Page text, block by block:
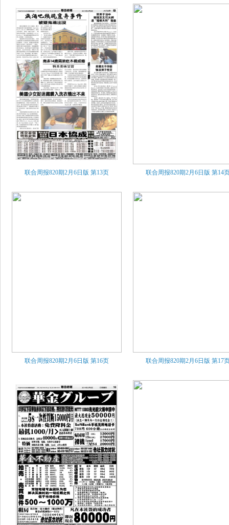
联合周报820期2月6日版 第13页 联合周报820期2月6日版 第14
联合周报820期2月6日版 第16页 联合周报820期2月6日版 第17